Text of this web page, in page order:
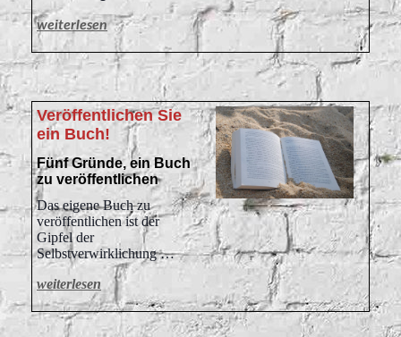
weiterlesen
Veröffentlichen Sie
ein Buch!
Fünf Gründe, ein Buch
zu veröffentlichen
Das eigene Buch zu
veröffentlichen ist der
Gipfel der
Selbstverwirklichung …
weiterlesen